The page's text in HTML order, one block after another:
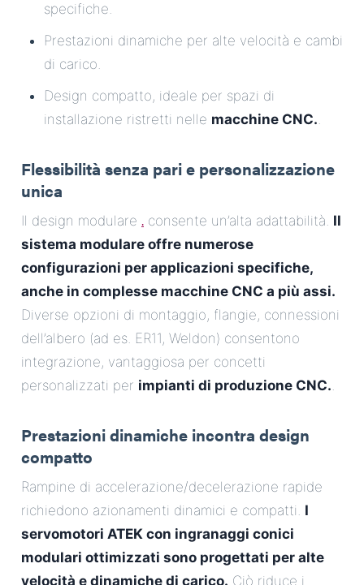
specifiche.
Prestazioni dinamiche per alte velocità e cambi
di carico.
Design compatto, ideale per spazi di
installazione ristretti nelle macchine CNC..
Flessibilità senza pari e personalizzazione
unica
Il design modulare . consente un’alta adattabilità. Il
sistema modulare offre numerose
configurazioni per applicazioni specifiche,
anche in complesse macchine CNC a più assi.
Diverse opzioni di montaggio, flangie, connessioni
dell’albero (ad es. ER11, Weldon) consentono
integrazione, vantaggiosa per concetti
personalizzati per impianti di produzione CNC..
Prestazioni dinamiche incontra design
compatto
Rampine di accelerazione/decelerazione rapide
richiedono azionamenti dinamici e compatti. I
servomotori ATEK con ingranaggi conici
modulari ottimizzati sono progettati per alte
velocità e dinamiche di carico. Ciò riduce i